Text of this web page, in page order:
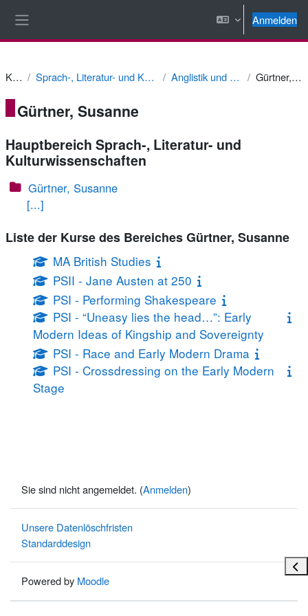
Anmelden
Kurse Sprach-, Literatur- und Kulturwissenschaften Anglistik und Amerikanistik Gürtner, Susanne
Gürtner, Susanne
Hauptbereich Sprach-, Literatur- und
Kulturwissenschaften
Gürtner, Susanne
[...]
Liste der Kurse des Bereiches Gürtner, Susanne
MA British Studies
PSII - Jane Austen at 250
PSI - Performing Shakespeare
PSI - “Uneasy lies the head…”: Early
Modern Ideas of Kingship and Sovereignty
PSI - Race and Early Modern Drama
PSI - Crossdressing on the Early Modern
Stage
Sie sind nicht angemeldet. (Anmelden)
Unsere Datenlöschfristen
Standarddesign
Powered by Moodle